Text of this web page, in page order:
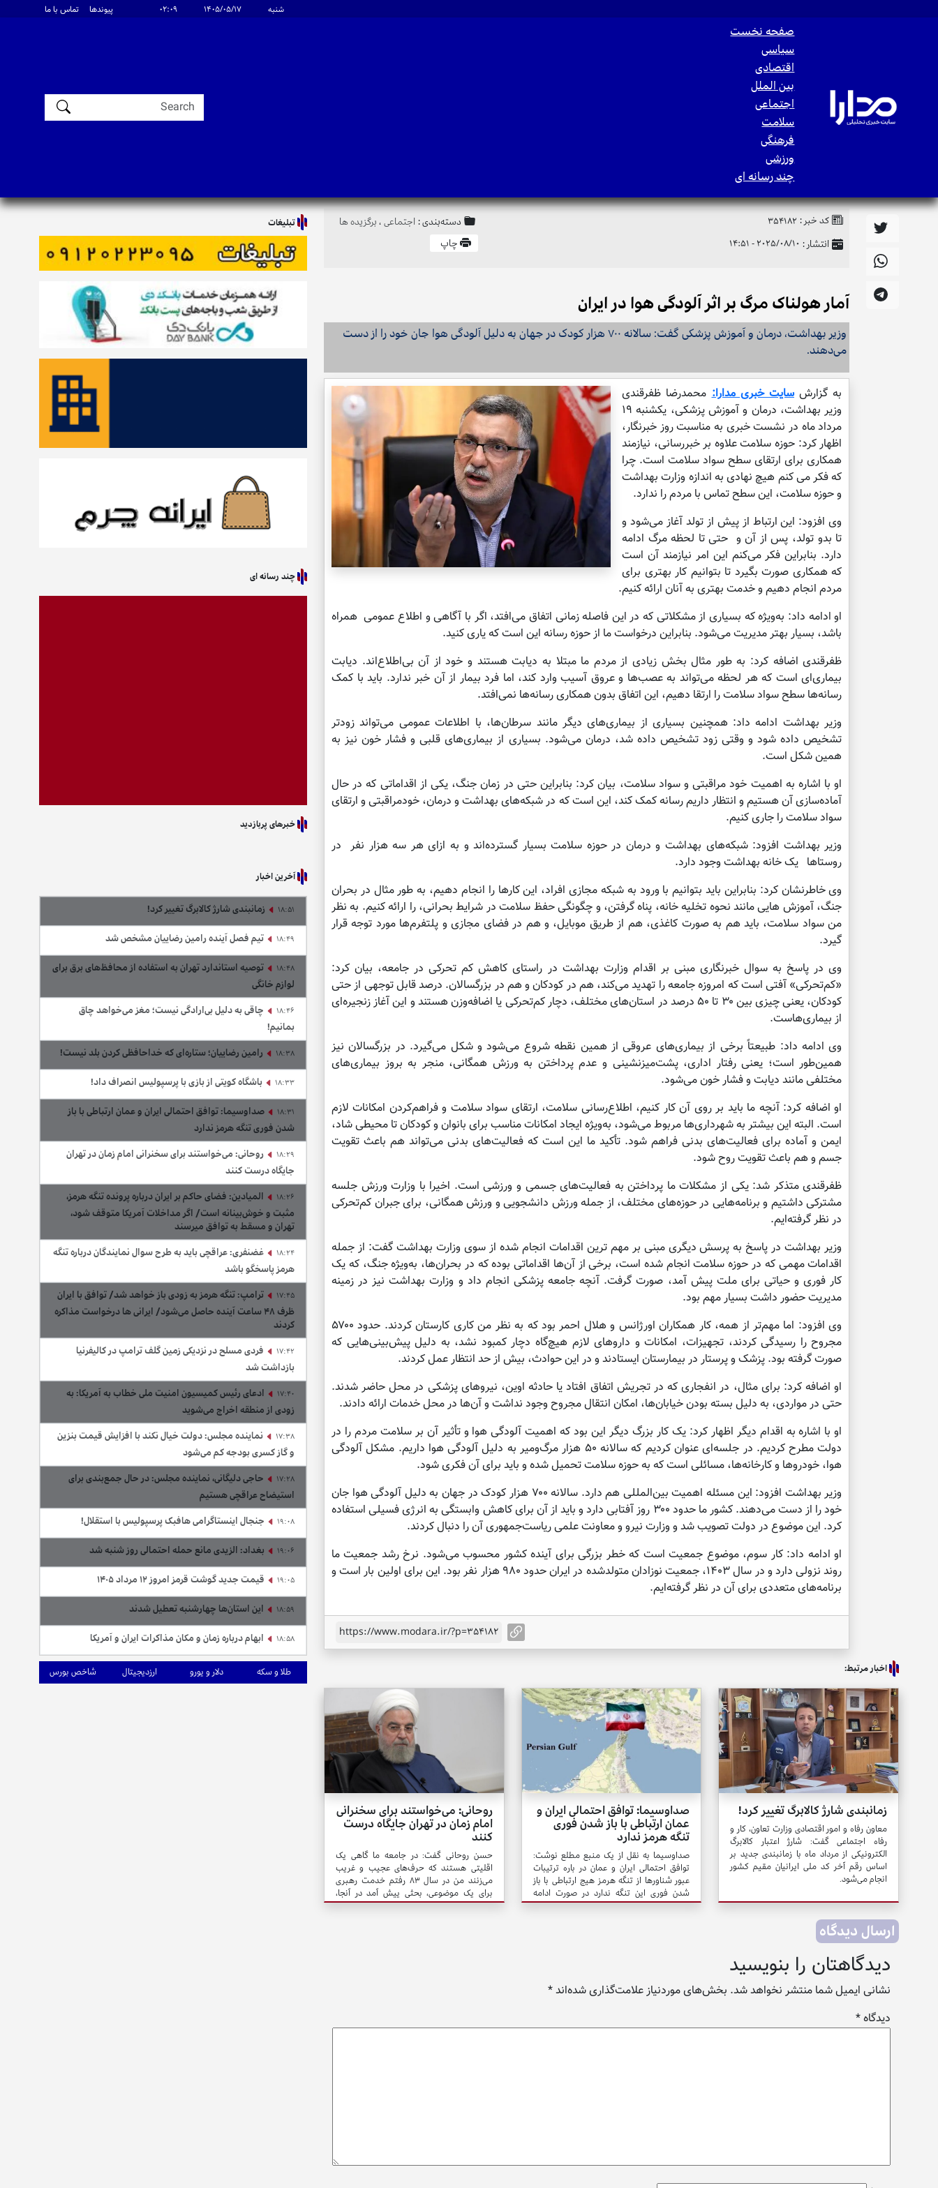
شنبه ۱۴۰۵/۰۵/۱۷ ۰۲:۰۹ پیوندها تماس با ما
صفحه نخست
سیاسی
اقتصادی
بین الملل
اجتماعی
سلامت
فرهنگی
ورزشی
چند رسانه ای
کد خبر : 354182
انتشار : 2025/08/10 - 14:51
دسته‌بندی : اجتماعی ،برگزیده ها
چاپ
آمار هولناک مرگ بر اثر آلودگی هوا در ایران
وزیر بهداشت، درمان و آموزش پزشکی گفت: سالانه ۷۰۰ هزار کودک در جهان به دلیل آلودگی هوا جان خود را از دست
می‌دهند.
به گزارشسایت خبری مدارا:محمدرضا ظفرقندی
وزیر بهداشت، درمان و آموزش پزشکی، یکشنبه ۱۹
مرداد ماه در نشست خبری به مناسبت روز خبرنگار،
اظهار کرد: حوزه سلامت علاوه بر خبررسانی، نیازمند
همکاری برای ارتقای سطح سواد سلامت است. چرا
که فکر می کنم هیچ نهادی به اندازه وزارت بهداشت
و حوزه سلامت، این سطح تماس با مردم را ندارد.
وی افزود: این ارتباط از پیش از تولد آغاز می‌شود و
تا بدو تولد، پس از آن و حتی تا لحظه مرگ ادامه
دارد. بنابراین فکر می‌کنم این امر نیازمند آن است
که همکاری صورت بگیرد تا بتوانیم کار بهتری برای
مردم انجام دهیم و خدمت بهتری به آنان ارائه کنیم.
او ادامه داد: به‌ویژه که بسیاری از مشکلاتی که در این فاصله زمانی اتفاق می‌افتد، اگر با آگاهی و اطلاع عمومی همراه
باشد، بسیار بهتر مدیریت می‌شود. بنابراین درخواست ما از حوزه رسانه این است که یاری کنید.
ظفرقندی اضافه کرد: به طور مثال بخش زیادی از مردم ما مبتلا به دیابت هستند و خود از آن بی‌اطلاع‌اند. دیابت
بیماری‌ای است که هر لحظه می‌تواند به عصب‌ها و عروق آسیب وارد کند، اما فرد بیمار از آن خبر ندارد. باید با کمک
رسانه‌ها سطح سواد سلامت را ارتقا دهیم، این اتفاق بدون همکاری رسانه‌ها نمی‌افتد.
وزیر بهداشت ادامه داد: همچنین بسیاری از بیماری‌های دیگر مانند سرطان‌ها، با اطلاعات عمومی می‌تواند زودتر
تشخیص داده شود و وقتی زود تشخیص داده شد، درمان می‌شود. بسیاری از بیماری‌های قلبی و فشار خون نیز به
همین شکل است.
او با اشاره به اهمیت خود مراقبتی و سواد سلامت، بیان کرد: بنابراین حتی در زمان جنگ، یکی از اقداماتی که در حال
آماده‌سازی آن هستیم و انتظار داریم رسانه کمک کند، این است که در شبکه‌های بهداشت و درمان، خودمراقبتی و ارتقای
سواد سلامت را جاری کنیم.
وزیر بهداشت افزود: شبکه‌های بهداشت و درمان در حوزه سلامت بسیار گسترده‌اند و به ازای هر سه هزار نفر در
روستاها یک خانه بهداشت وجود دارد.
وی خاطرنشان کرد: بنابراین باید بتوانیم با ورود به شبکه مجازی افراد، این کارها را انجام ‌دهیم، به طور مثال در بحران
جنگ، آموزش هایی مانند نحوه تخلیه خانه، پناه گرفتن، و چگونگی حفظ سلامت در شرایط بحرانی، را ارائه کنیم. به نظر
من سواد سلامت، باید هم به صورت کاغذی، هم از طریق موبایل، و هم در فضای مجازی و پلتفرم‌ها مورد توجه قرار
گیرد.
وی در پاسخ به سوال خبرنگاری مبنی بر اقدام وزارت بهداشت در راستای کاهش کم تحرکی در جامعه، بیان کرد:
«کم‌تحرکی» آفتی است که امروزه جامعه را تهدید می‌کند، هم در کودکان و هم در بزرگسالان. درصد قابل توجهی از حتی
کودکان، یعنی چیزی بین ۳۰ تا ۵۰ درصد در استان‌های مختلف، دچار کم‌تحرکی یا اضافه‌وزن هستند و این آغاز زنجیره‌ای
از بیماری‌هاست.
وی ادامه داد: طبیعتاً برخی از بیماری‌های عروقی از همین نقطه شروع می‌شود و شکل می‌گیرد. در بزرگسالان نیز
همین‌طور است؛ یعنی رفتار اداری، پشت‌میزنشینی و عدم پرداختن به ورزش همگانی، منجر به بروز بیماری‌های
مختلفی مانند دیابت و فشار خون می‌شود.
او اضافه کرد: آنچه ما باید بر روی آن کار کنیم، اطلاع‌رسانی سلامت، ارتقای سواد سلامت و فراهم‌کردن امکانات لازم
است. البته این بیشتر به شهرداری‌ها مربوط می‌شود، به‌ویژه ایجاد امکانات مناسب برای بانوان و کودکان تا محیطی شاد،
ایمن و آماده برای فعالیت‌های بدنی فراهم شود. تأکید ما این است که فعالیت‌های بدنی می‌تواند هم باعث تقویت
جسم و هم باعث تقویت روح شود.
ظفرقندی متذکر شد: یکی از مشکلات ما پرداختن به فعالیت‌های جسمی و ورزشی است. اخیرا با وزارت ورزش جلسه
مشترکی داشتیم و برنامه‌هایی در حوزه‌های مختلف، از جمله ورزش دانشجویی و ورزش همگانی، برای جبران کم‌تحرکی
در نظر گرفته‌ایم.
وزیر بهداشت در پاسخ به پرسش دیگری مبنی بر مهم ترین اقدامات انجام شده از سوی وزارت بهداشت گفت: از جمله
اقدامات مهمی که در حوزه سلامت انجام شده است، برخی از آن‌ها اقداماتی بوده که در بحران‌ها، به‌ویژه جنگ، که یک
کار فوری و حیاتی برای ملت پیش آمد، صورت گرفت. آنچه جامعه پزشکی انجام داد و وزارت بهداشت نیز در زمینه
مدیریت حضور داشت بسیار مهم بود.
وی افزود: اما مهم‌تر از همه، کار همکاران اورژانس و هلال احمر بود که به نظر من کاری کارستان کردند. حدود ۵۷۰۰
مجروح را رسیدگی کردند، تجهیزات، امکانات و داروهای لازم هیچ‌گاه دچار کمبود نشد، به‌ دلیل پیش‌بینی‌هایی که
صورت گرفته بود. پزشک و پرستار در بیمارستان ایستادند و در این حوادث، بیش از حد انتظار عمل کردند.
او اضافه کرد: برای مثال، در انفجاری که در تجریش اتفاق افتاد یا حادثه اوین، نیروهای پزشکی در محل حاضر شدند.
حتی در مواردی، به دلیل بسته بودن خیابان‌ها، امکان انتقال مجروح وجود نداشت و آن‌ها در محل خدمات ارائه دادند.
او با اشاره به اقدام دیگر اظهار کرد: یک کار بزرگ دیگر این بود که اهمیت آلودگی هوا و تأثیر آن بر سلامت مردم را در
دولت مطرح کردیم. در جلسه‌ای عنوان کردیم که سالانه ۵۰ هزار مرگ‌ومیر به دلیل آلودگی هوا داریم. مشکل آلودگی
هوا، خودروها و کارخانه‌ها، مسائلی است که به حوزه سلامت تحمیل شده و باید برای آن فکری شود.
وزیر بهداشت افزود: این مسئله اهمیت بین‌المللی هم دارد. سالانه ۷۰۰ هزار کودک در جهان به دلیل آلودگی هوا جان
خود را از دست می‌دهند. کشور ما حدود ۳۰۰ روز آفتابی دارد و باید از آن برای کاهش وابستگی به انرژی فسیلی استفاده
کرد. این موضوع در دولت تصویب شد و وزارت نیرو و معاونت علمی ریاست‌جمهوری آن را دنبال کردند.
او ادامه داد: کار سوم، موضوع جمعیت است که خطر بزرگی برای آینده کشور محسوب می‌شود. نرخ رشد جمعیت ما
روند نزولی دارد و در سال ۱۴۰۳، جمعیت نوزادان متولدشده در ایران حدود ۹۸۰ هزار نفر بود. این برای اولین بار است و
برنامه‌های متعددی برای آن در نظر گرفته‌ایم.
https://www.modara.ir/?p=354182
اخبار مرتبط:
زمانبندی شارژ کالابرگ تغییر کرد!
معاون رفاه و امور اقتصادی وزارت تعاون، کار و
رفاه اجتماعی گفت: شارژ اعتبار کالابرگ
الکترونیکی از مرداد ماه با زمانبندی جدید بر
اساس رقم آخر کد ملی ایرانیان مقیم کشور
انجام می‌شود.
صداوسیما: توافق احتمالی ایران و
عمان ارتباطی با باز شدن فوری
تنگه هرمز ندارد
صداوسیما به نقل از یک منبع مطلع نوشت:
توافق احتمالی ایران و عمان در باره ترتیبات
عبور شناورها از تنگه هرمز هیچ ارتباطی با باز
شدن فوری این تنگه ندارد در صورت ادامه
تخلفات آمریکا، تنگه هرمز حتی با توافق بین
روحانی: می‌خواستند برای سخنرانی
امام زمان در تهران جایگاه درست
کنند
حسن روحانی گفت: در جامعه ما گاهی یک
اقلیتی هستند که حرف‌های عجیب و غریب
می‌زنند من در سال ۸۳ رفتم خدمت رهبری
برای یک موضوعی، بحثی پیش آمد در آنجا،
ایشان به مناسبت فرمودند که فلان آقا، اسم
ارسال دیدگاه
دیدگاهتان را بنویسید
نشانی ایمیل شما منتشر نخواهد شد. بخش‌های موردنیاز علامت‌گذاری شده‌اند*
دیدگاه*
تبلیغات
چند رسانه ای
خبرهای پربازدید
آخرین اخبار
18:51 زمانبندی شارژ کالابرگ تغییر کرد!
18:49 تیم فصل آینده رامین رضاییان مشخص شد
18:48
توصیه استاندارد تهران به استفاده از محافظ‌های برق برای
لوازم خانگی
18:46
چاقی به دلیل بی‌ارادگی نیست؛ مغز می‌خواهد چاق
بمانیم!
18:38 رامین رضاییان؛ ستاره‌ای که خداحافظی کردن بلد نیست!
18:33 باشگاه کویتی از بازی با پرسپولیس انصراف داد!
18:31
صداوسیما: توافق احتمالی ایران و عمان ارتباطی با باز
شدن فوری تنگه هرمز ندارد
18:29
روحانی: می‌خواستند برای سخنرانی امام زمان در تهران
جایگاه درست کنند
18:26
المیادین: فضای حاکم بر ایران درباره پرونده تنگه هرمز،
مثبت و خوش‌بینانه است/ اگر مداخلات آمریکا متوقف شود،
تهران و مسقط به توافق میرسند
18:24
غضنفری: عراقچی باید به طرح سوال نمایندگان درباره تنگه
هرمز پاسخگو باشد
17:45
ترامپ: تنگه هرمز به زودی باز خواهد شد/ توافق با ایران
ظرف ۴۸ ساعت آینده حاصل می‌شود/ ایرانی ها درخواست مذاکره
کردند
17:42
فردی مسلح در نزدیکی زمین گلف ترامپ در کالیفرنیا
بازداشت شد
17:40
ادعای رئیس کمیسیون امنیت ملی خطاب به آمریکا: به
زودی از منطقه اخراج می‌شوید
17:38
نماینده مجلس: دولت خیال نکند با افزایش قیمت بنزین‌
و گاز کسری بودجه کم می‌شود
17:28
حاجی دلیگانی، نماینده مجلس: در حال جمع‌بندی برای
استیضاح عراقچی هستیم
19:08 جنجال اینستاگرامی هافبک پرسپولیس با استقلال!
19:06 بغداد: الزیدی مانع حمله احتمالی روز شنبه شد
19:05 قیمت جدید گوشت قرمز امروز ۱۲ مرداد ۱۴۰۵
18:59 این استان‌ها چهارشنبه تعطیل شدند
18:58 ابهام درباره زمان و مکان مذاکرات ایران و آمریکا
طلا و سکه دلار و یورو ارزدیجیتال شاخص بورس